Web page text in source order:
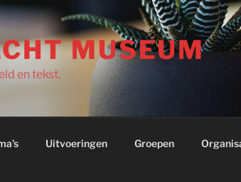
MUSEUM
en tekst.
Uitvoeringen Groepen